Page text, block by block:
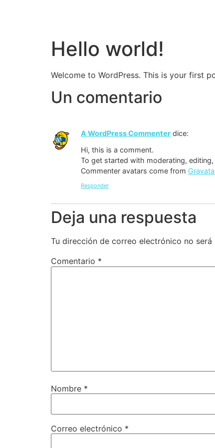
Hello world!
Welcome to WordPress. This is your first
Un comentario
A WordPress Commenter dice:
Hi, this is a comment.
To get started with moderating,
Commenter avatars come from
Responder
Deja una respuesta
Tu dirección de correo electrónico no será
Comentario *
Nombre *
Correo electrónico *